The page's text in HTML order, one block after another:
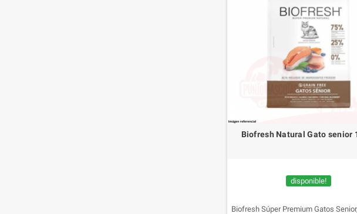
Biofresh Natural Gato senior
disponible!
Biofresh Súper Premium Gatos